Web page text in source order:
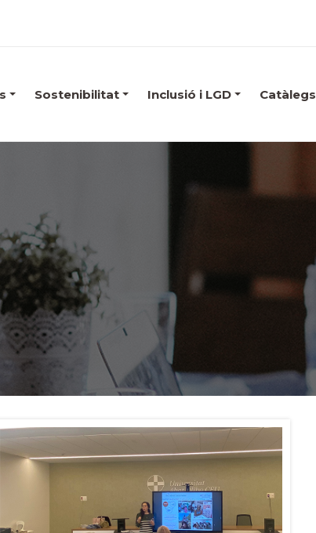
Sostenibilitat Inclusió i LGD Catàlegs